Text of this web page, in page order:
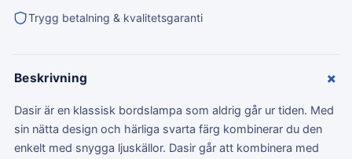
Trygg betalning & kvalitetsgaranti
Beskrivning +
Dasir är en klassisk bordslampa som aldrig går ur tiden. Med
sin nätta design och härliga svarta färg kombinerar du den
enkelt med snygga ljuskällor. Dasir går att kombinera med